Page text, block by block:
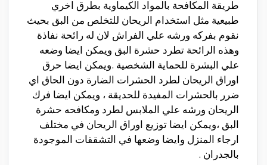
طريقة المكافحة بالمواد الكيماوية بطرق اخري
طبيعية مثل استخدام الريحان للتخلص من البق بحيث
نقوم بفركه ورشه علي الفراش لان له رائحة نفاذة
وهذه الرائحة تطرد حشرة البق ويمكن ايضا وضعه
علي البشرة للحماية الشخصية .ويمكن ايضا حرق
اوراق الريحان لطرد الحشرات الضارة دون الحاق اي
ضرر بالحشرات المفيدة للحديقة ، ويمكن ايضا فرك
الريحان ورشه علي الملابس لطرد ومكافحه حشرة
البق ،ويمكن ايضا توزيع اوراق الريحان في مختلف
ارجاء المنزل وايضا وضعها في التشققات الموجودة
بالجدران .